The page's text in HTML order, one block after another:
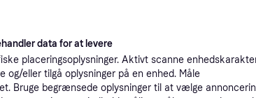
data for at levere
placeringsoplysninger. Aktivt scanne
og/eller tilgå oplysninger på en enhed. Måle
Bruge begrænsede oplysninger til at vælge